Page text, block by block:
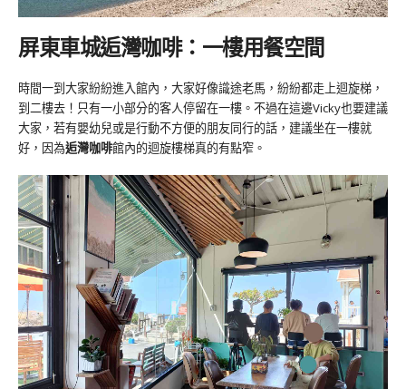
屏東車城逅灣咖啡：一樓用餐空間
時間一到大家紛紛進入館內，大家好像識途老馬，紛紛都走上迴旋梯，
到二樓去！只有一小部分的客人停留在一樓。不過在這邊Vicky也要建議
大家，若有嬰幼兒或是行動不方便的朋友同行的話，建議坐在一樓就
好，因為逅灣咖啡館內的迴旋樓梯真的有點窄。